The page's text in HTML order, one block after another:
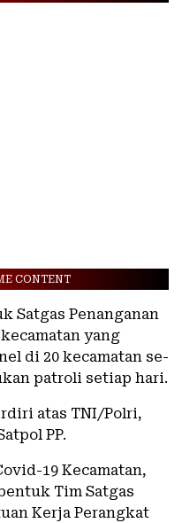
CONTENT
Satgas Penanganan
yang
di 20 kecamatan se-
patroli setiap hari.
atas TNI/Polri,
PP.
19 Kecamatan,
Tim Satgas
Kerja Perangkat